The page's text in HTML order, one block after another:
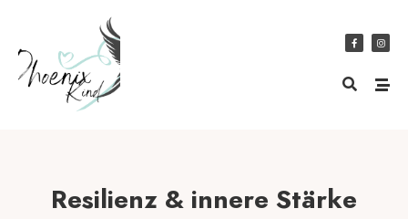
Resilienz & innere Stärke